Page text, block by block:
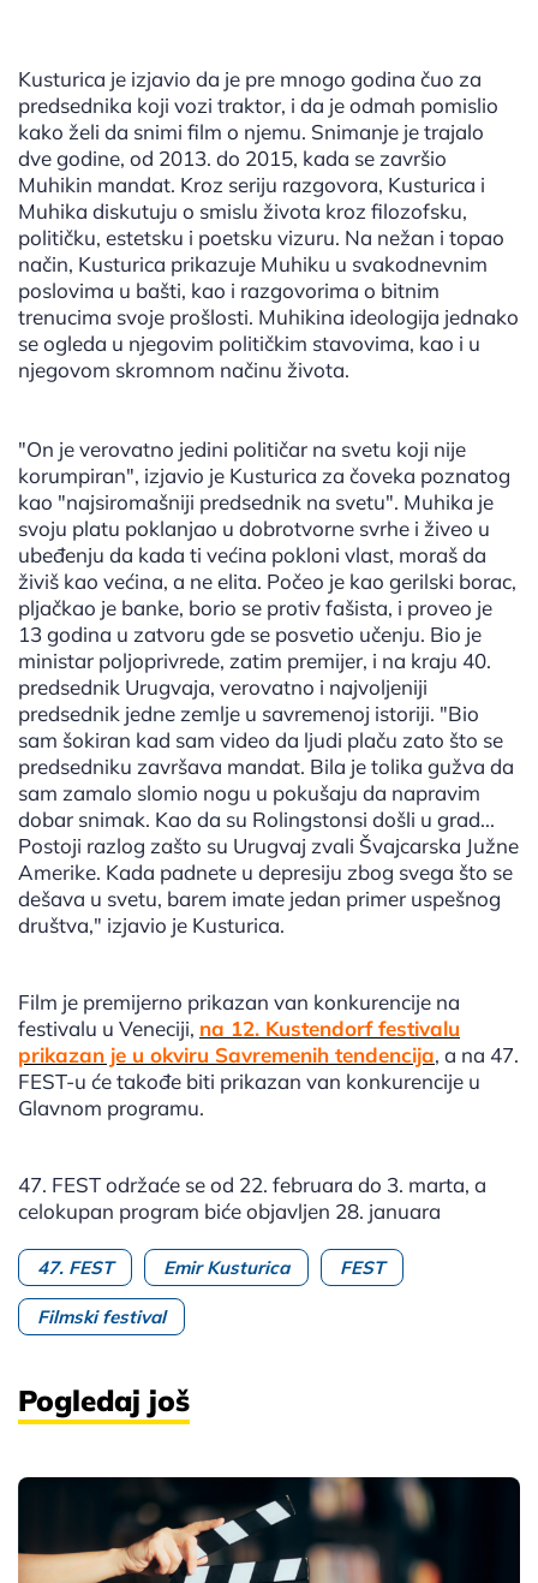
Kusturica je izjavio da je pre mnogo godina čuo za
predsednika koji vozi traktor, i da je odmah pomislio
kako želi da snimi film o njemu. Snimanje je trajalo
dve godine, od 2013. do 2015, kada se završio
Muhikin mandat. Kroz seriju razgovora, Kusturica i
Muhika diskutuju o smislu života kroz filozofsku,
političku, estetsku i poetsku vizuru. Na nežan i topao
način, Kusturica prikazuje Muhiku u svakodnevnim
poslovima u bašti, kao i razgovorima o bitnim
trenucima svoje prošlosti. Muhikina ideologija jednako
se ogleda u njegovim političkim stavovima, kao i u
njegovom skromnom načinu života.
"On je verovatno jedini političar na svetu koji nije
korumpiran", izjavio je Kusturica za čoveka poznatog
kao "najsiromašniji predsednik na svetu". Muhika je
svoju platu poklanjao u dobrotvorne svrhe i živeo u
ubeđenju da kada ti većina pokloni vlast, moraš da
živiš kao većina, a ne elita. Počeo je kao gerilski borac,
pljačkao je banke, borio se protiv fašista, i proveo je
13 godina u zatvoru gde se posvetio učenju. Bio je
ministar poljoprivrede, zatim premijer, i na kraju 40.
predsednik Urugvaja, verovatno i najvoljeniji
predsednik jedne zemlje u savremenoj istoriji. "Bio
sam šokiran kad sam video da ljudi plaču zato što se
predsedniku završava mandat. Bila je tolika gužva da
sam zamalo slomio nogu u pokušaju da napravim
dobar snimak. Kao da su Rolingstonsi došli u grad...
Postoji razlog zašto su Urugvaj zvali Švajcarska Južne
Amerike. Kada padnete u depresiju zbog svega što se
dešava u svetu, barem imate jedan primer uspešnog
društva," izjavio je Kusturica.
Film je premijerno prikazan van konkurencije na
festivalu u Veneciji, na 12. Kustendorf festivalu
prikazan je u okviru Savremenih tendencija, a na 47.
FEST-u će takođe biti prikazan van konkurencije u
Glavnom programu.
47. FEST održaće se od 22. februara do 3. marta, a
celokupan program biće objavljen 28. januara
47. FEST Emir Kusturica FEST
Filmski festival
Pogledaj još